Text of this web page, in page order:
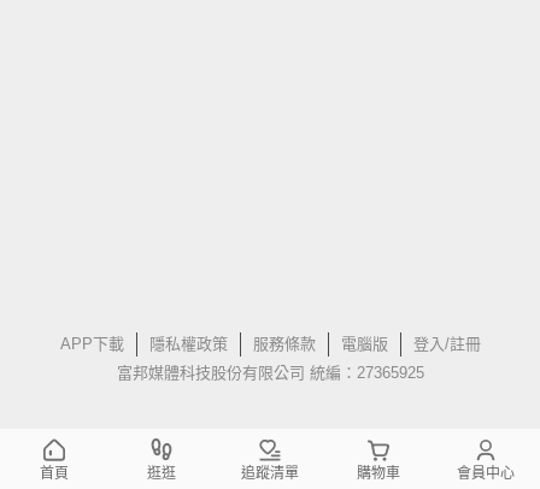
APP下載 隱私權政策 服務條款 電腦版
登入/註冊
富邦媒體科技股份有限公司 統編：27365925
首頁 逛逛 追蹤清單 購物車 會員中心